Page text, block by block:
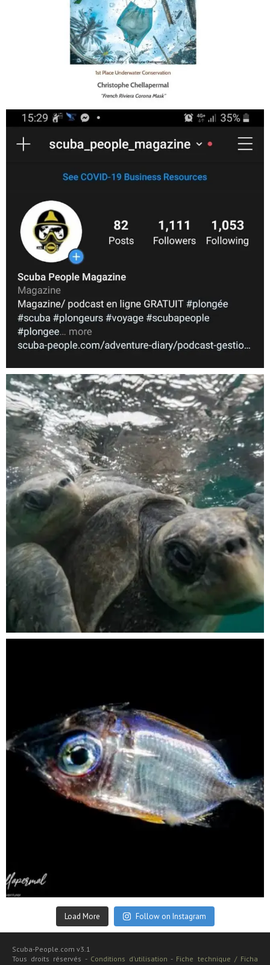
scuba_people_magazine
Nov 5
scuba_people_magazine
Sep 24
Load More Follow on Instagram
Scuba-People.com v3.1
Tous droits réservés - Conditions d'utilisation - Fiche technique / Ficha